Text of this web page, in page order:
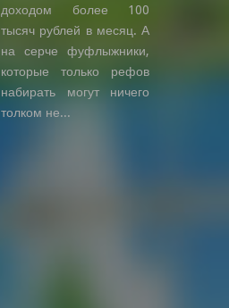
доходом более 100
тысяч рублей в месяц. А
на серче фуфлыжники,
которые только рефов
набирать могут ничего
толком не...